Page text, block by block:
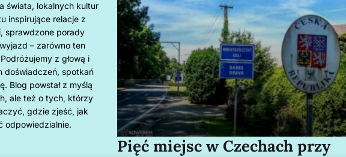
świata, lokalnych kultur
inspirujące relacje z
sprawdzone porady
– zarówno ten
z głową i
doświadczeń, spotkań
Blog powstał z myślą
ale też o tych, którzy
gdzie zjeść, jak
odpowiedzialnie.
Pięć miejsc w Czechach przy